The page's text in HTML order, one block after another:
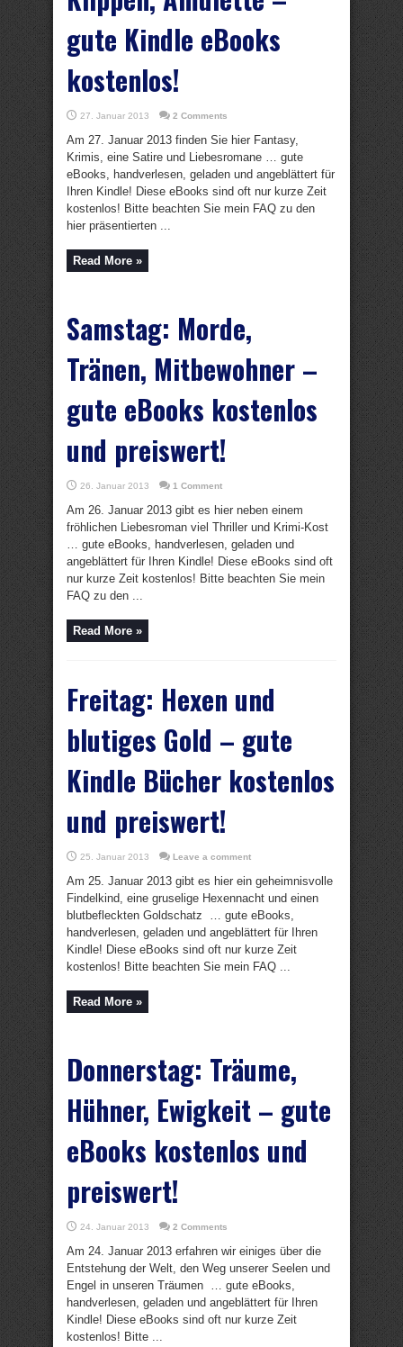
gute Kindle eBooks
kostenlos!
27. Januar 2013 2 Comments
Am 27. Januar 2013 finden Sie hier Fantasy,
Krimis, eine Satire und Liebesromane … gute
eBooks, handverlesen, geladen und angeblättert für
Ihren Kindle! Diese eBooks sind oft nur kurze Zeit
kostenlos! Bitte beachten Sie mein FAQ zu den
hier präsentierten ...
Read More »
Samstag: Morde,
Tränen, Mitbewohner –
gute eBooks kostenlos
und preiswert!
26. Januar 2013 1 Comment
Am 26. Januar 2013 gibt es hier neben einem
fröhlichen Liebesroman viel Thriller und Krimi-Kost
… gute eBooks, handverlesen, geladen und
angeblättert für Ihren Kindle! Diese eBooks sind oft
nur kurze Zeit kostenlos! Bitte beachten Sie mein
FAQ zu den ...
Read More »
Freitag: Hexen und
blutiges Gold – gute
Kindle Bücher kostenlos
und preiswert!
25. Januar 2013 Leave a comment
Am 25. Januar 2013 gibt es hier ein geheimnisvolle
Findelkind, eine gruselige Hexennacht und einen
blutbefleckten Goldschatz … gute eBooks,
handverlesen, geladen und angeblättert für Ihren
Kindle! Diese eBooks sind oft nur kurze Zeit
kostenlos! Bitte beachten Sie mein FAQ ...
Read More »
Donnerstag: Träume,
Hühner, Ewigkeit – gute
eBooks kostenlos und
preiswert!
24. Januar 2013 2 Comments
Am 24. Januar 2013 erfahren wir einiges über die
Entstehung der Welt, den Weg unserer Seelen und
Engel in unseren Träumen … gute eBooks,
handverlesen, geladen und angeblättert für Ihren
Kindle! Diese eBooks sind oft nur kurze Zeit
kostenlos! Bitte ...